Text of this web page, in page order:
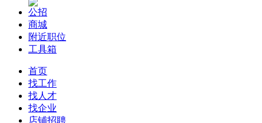
公招
商城
附近职位
工具箱
首页
找工作
找人才
找企业
店铺招聘